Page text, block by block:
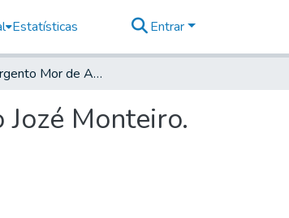
Estatísticas Entrar
Para o Sargento Mor de Auxiliares de Parnaguá Francisco Jozé Monteiro.
Monteiro.